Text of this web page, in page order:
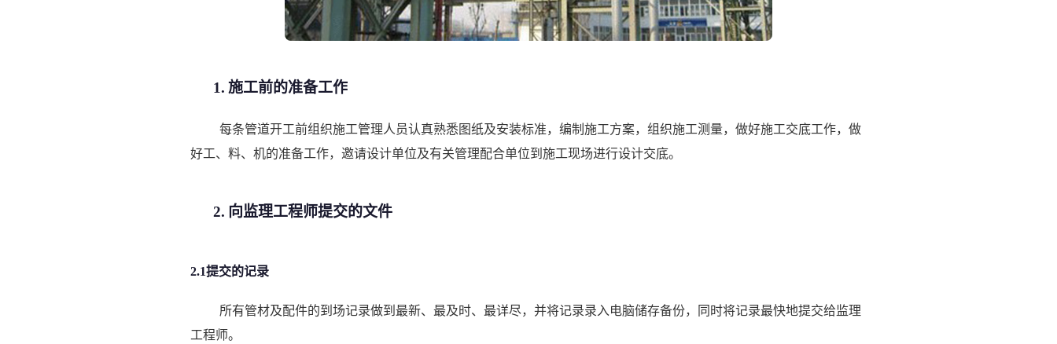
1. 施工前的准备工作
每条管道开工前组织施工管理人员认真熟悉图纸及安装标准，编制施工方案，组织施工测量，做好施工交底工作，做
好工、料、机的准备工作，邀请设计单位及有关管理配合单位到施工现场进行设计交底。
2. 向监理工程师提交的文件
2.1提交的记录
所有管材及配件的到场记录做到最新、最及时、最详尽，并将记录录入电脑储存备份，同时将记录最快地提交给监理
工程师。